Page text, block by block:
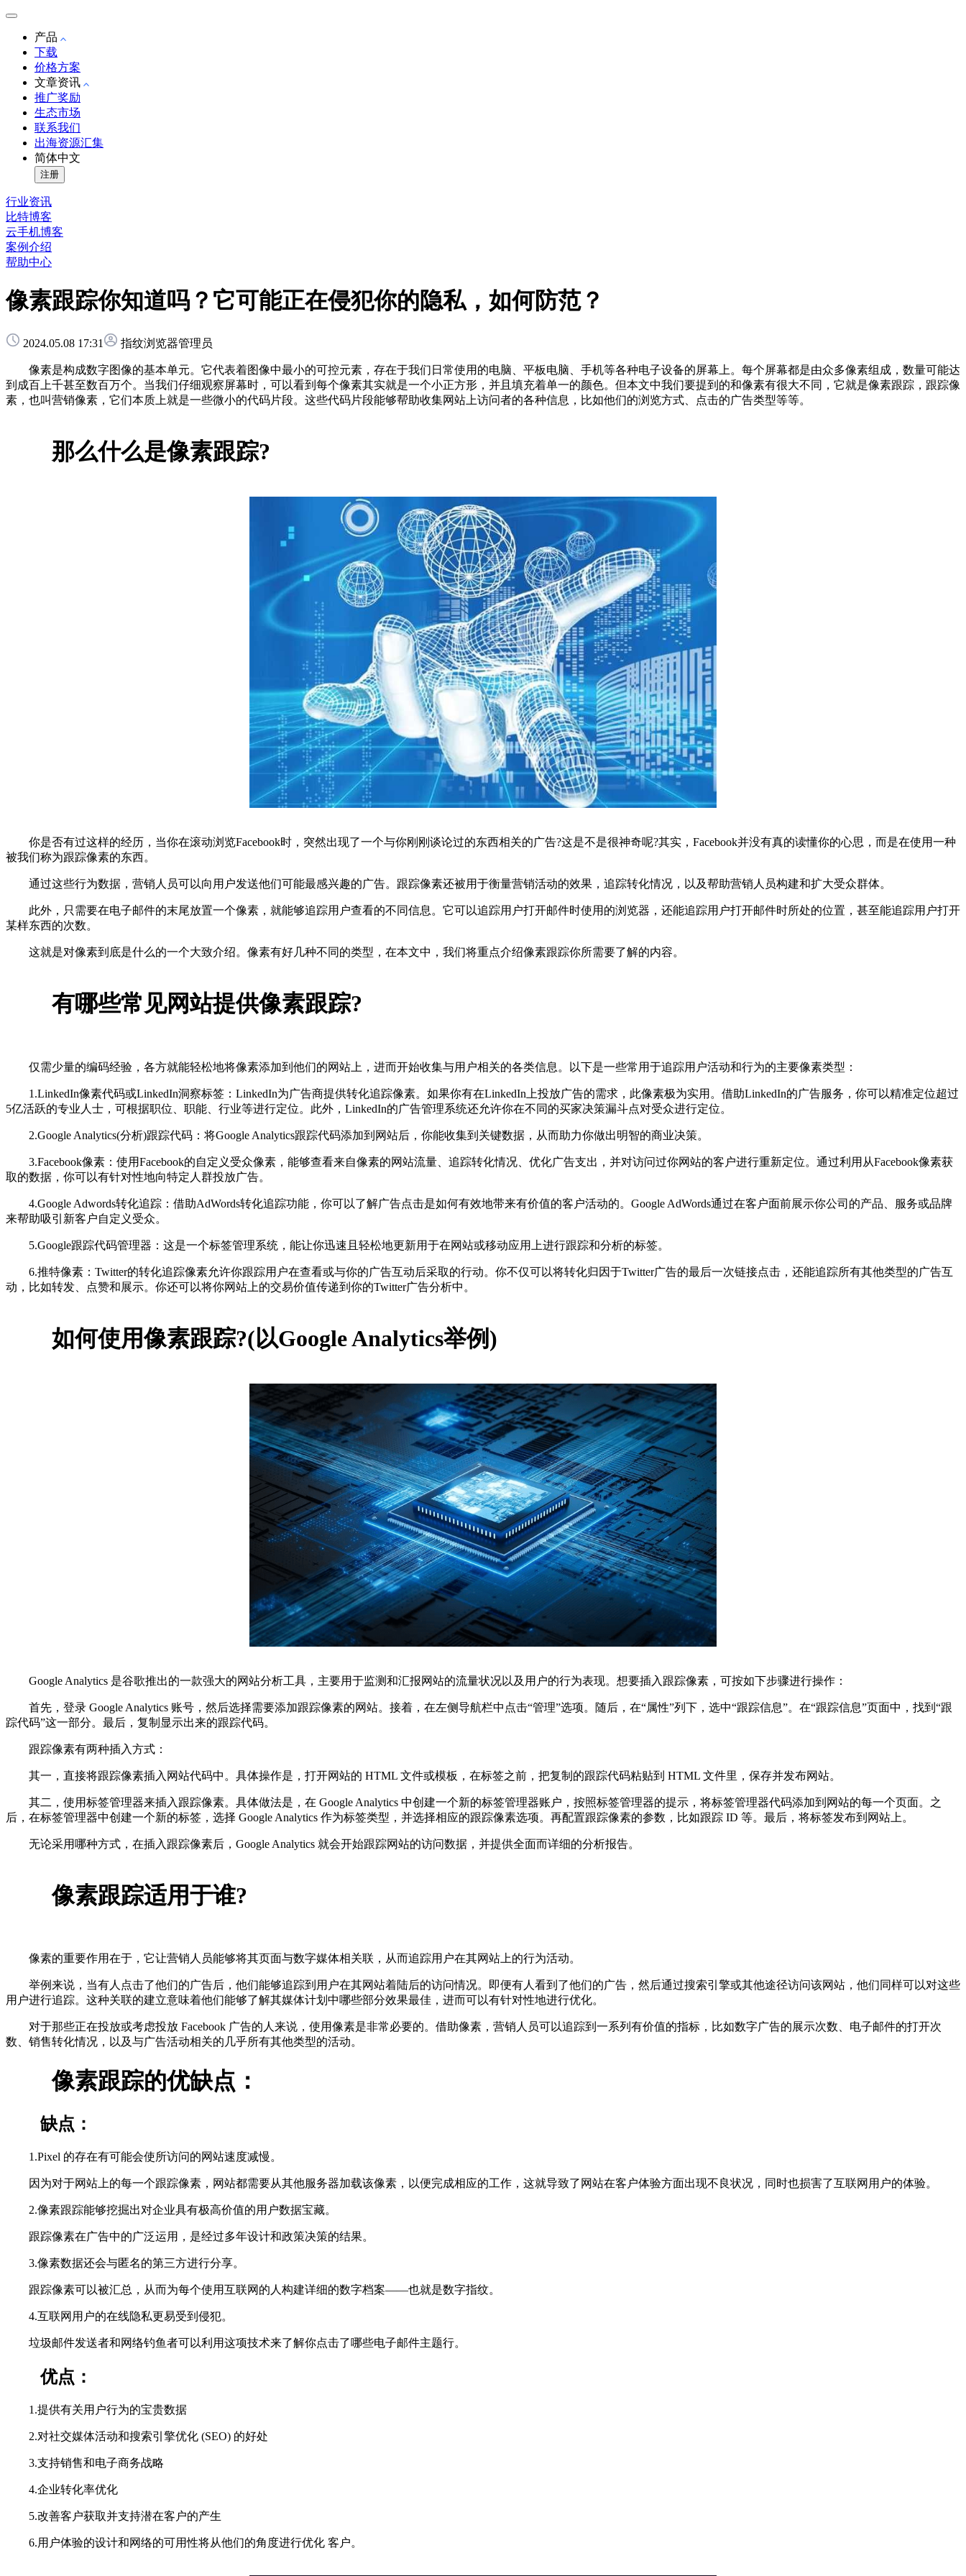
产品
下载
价格方案
文章资讯
推广奖励
生态市场
联系我们
出海资源汇集
简体中文
注册
行业资讯
比特博客
云手机博客
案例介绍
帮助中心
像素跟踪你知道吗？它可能正在侵犯你的隐私，如何防范？
2024.05.08 17:31 指纹浏览器管理员
像素是构成数字图像的基本单元。它代表着图像中最小的可控元素，存在于我们日常使用的电脑、平板电脑、手机等各种电子设备的屏幕上。每个屏幕都是由众多像素组成，数量可能达
到成百上千甚至数百万个。当我们仔细观察屏幕时，可以看到每个像素其实就是一个小正方形，并且填充着单一的颜色。但本文中我们要提到的和像素有很大不同，它就是像素跟踪，跟踪像
素，也叫营销像素，它们本质上就是一些微小的代码片段。这些代码片段能够帮助收集网站上访问者的各种信息，比如他们的浏览方式、点击的广告类型等等。
那么什么是像素跟踪?
你是否有过这样的经历，当你在滚动浏览Facebook时，突然出现了一个与你刚刚谈论过的东西相关的广告?这是不是很神奇呢?其实，Facebook并没有真的读懂你的心思，而是在使用一种
被我们称为跟踪像素的东西。
通过这些行为数据，营销人员可以向用户发送他们可能最感兴趣的广告。跟踪像素还被用于衡量营销活动的效果，追踪转化情况，以及帮助营销人员构建和扩大受众群体。
此外，只需要在电子邮件的末尾放置一个像素，就能够追踪用户查看的不同信息。它可以追踪用户打开邮件时使用的浏览器，还能追踪用户打开邮件时所处的位置，甚至能追踪用户打开
某样东西的次数。
这就是对像素到底是什么的一个大致介绍。像素有好几种不同的类型，在本文中，我们将重点介绍像素跟踪你所需要了解的内容。
有哪些常见网站提供像素跟踪?
仅需少量的编码经验，各方就能轻松地将像素添加到他们的网站上，进而开始收集与用户相关的各类信息。以下是一些常用于追踪用户活动和行为的主要像素类型：
1.LinkedIn像素代码或LinkedIn洞察标签：LinkedIn为广告商提供转化追踪像素。如果你有在LinkedIn上投放广告的需求，此像素极为实用。借助LinkedIn的广告服务，你可以精准定位超过
5亿活跃的专业人士，可根据职位、职能、行业等进行定位。此外，LinkedIn的广告管理系统还允许你在不同的买家决策漏斗点对受众进行定位。
2.Google Analytics(分析)跟踪代码：将Google Analytics跟踪代码添加到网站后，你能收集到关键数据，从而助力你做出明智的商业决策。
3.Facebook像素：使用Facebook的自定义受众像素，能够查看来自像素的网站流量、追踪转化情况、优化广告支出，并对访问过你网站的客户进行重新定位。通过利用从Facebook像素获
取的数据，你可以有针对性地向特定人群投放广告。
4.Google Adwords转化追踪：借助AdWords转化追踪功能，你可以了解广告点击是如何有效地带来有价值的客户活动的。Google AdWords通过在客户面前展示你公司的产品、服务或品牌
来帮助吸引新客户自定义受众。
5.Google跟踪代码管理器：这是一个标签管理系统，能让你迅速且轻松地更新用于在网站或移动应用上进行跟踪和分析的标签。
6.推特像素：Twitter的转化追踪像素允许你跟踪用户在查看或与你的广告互动后采取的行动。你不仅可以将转化归因于Twitter广告的最后一次链接点击，还能追踪所有其他类型的广告互
动，比如转发、点赞和展示。你还可以将你网站上的交易价值传递到你的Twitter广告分析中。
如何使用像素跟踪?(以Google Analytics举例)
Google Analytics 是谷歌推出的一款强大的网站分析工具，主要用于监测和汇报网站的流量状况以及用户的行为表现。想要插入跟踪像素，可按如下步骤进行操作：
首先，登录 Google Analytics 账号，然后选择需要添加跟踪像素的网站。接着，在左侧导航栏中点击“管理”选项。随后，在“属性”列下，选中“跟踪信息”。在“跟踪信息”页面中，找到“跟
踪代码”这一部分。最后，复制显示出来的跟踪代码。
跟踪像素有两种插入方式：
其一，直接将跟踪像素插入网站代码中。具体操作是，打开网站的 HTML 文件或模板，在标签之前，把复制的跟踪代码粘贴到 HTML 文件里，保存并发布网站。
其二，使用标签管理器来插入跟踪像素。具体做法是，在 Google Analytics 中创建一个新的标签管理器账户，按照标签管理器的提示，将标签管理器代码添加到网站的每一个页面。之
后，在标签管理器中创建一个新的标签，选择 Google Analytics 作为标签类型，并选择相应的跟踪像素选项。再配置跟踪像素的参数，比如跟踪 ID 等。最后，将标签发布到网站上。
无论采用哪种方式，在插入跟踪像素后，Google Analytics 就会开始跟踪网站的访问数据，并提供全面而详细的分析报告。
像素跟踪适用于谁?
像素的重要作用在于，它让营销人员能够将其页面与数字媒体相关联，从而追踪用户在其网站上的行为活动。
举例来说，当有人点击了他们的广告后，他们能够追踪到用户在其网站着陆后的访问情况。即便有人看到了他们的广告，然后通过搜索引擎或其他途径访问该网站，他们同样可以对这些
用户进行追踪。这种关联的建立意味着他们能够了解其媒体计划中哪些部分效果最佳，进而可以有针对性地进行优化。
对于那些正在投放或考虑投放 Facebook 广告的人来说，使用像素是非常必要的。借助像素，营销人员可以追踪到一系列有价值的指标，比如数字广告的展示次数、电子邮件的打开次
数、销售转化情况，以及与广告活动相关的几乎所有其他类型的活动。
像素跟踪的优缺点：
缺点：
1.Pixel 的存在有可能会使所访问的网站速度减慢。
因为对于网站上的每一个跟踪像素，网站都需要从其他服务器加载该像素，以便完成相应的工作，这就导致了网站在客户体验方面出现不良状况，同时也损害了互联网用户的体验。
2.像素跟踪能够挖掘出对企业具有极高价值的用户数据宝藏。
跟踪像素在广告中的广泛运用，是经过多年设计和政策决策的结果。
3.像素数据还会与匿名的第三方进行分享。
跟踪像素可以被汇总，从而为每个使用互联网的人构建详细的数字档案——也就是数字指纹。
4.互联网用户的在线隐私更易受到侵犯。
垃圾邮件发送者和网络钓鱼者可以利用这项技术来了解你点击了哪些电子邮件主题行。
优点：
1.提供有关用户行为的宝贵数据
2.对社交媒体活动和搜索引擎优化 (SEO) 的好处
3.支持销售和电子商务战略
4.企业转化率优化
5.改善客户获取并支持潜在客户的产生
6.用户体验的设计和网络的可用性将从他们的角度进行优化 客户。